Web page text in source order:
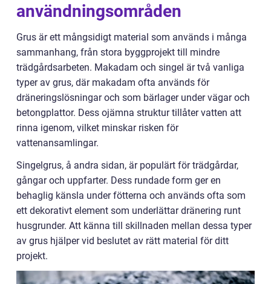
användningsområden
Grus är ett mångsidigt material som används i många
sammanhang, från stora byggprojekt till mindre
trädgårdsarbeten. Makadam och singel är två vanliga
typer av grus, där makadam ofta används för
dräneringslösningar och som bärlager under vägar och
betongplattor. Dess ojämna struktur tillåter vatten att
rinna igenom, vilket minskar risken för
vattenansamlingar.
Singelgrus, å andra sidan, är populärt för trädgårdar,
gångar och uppfarter. Dess rundade form ger en
behaglig känsla under fötterna och används ofta som
ett dekorativt element som underlättar dränering runt
husgrunder. Att känna till skillnaden mellan dessa typer
av grus hjälper vid beslutet av rätt material för ditt
projekt.